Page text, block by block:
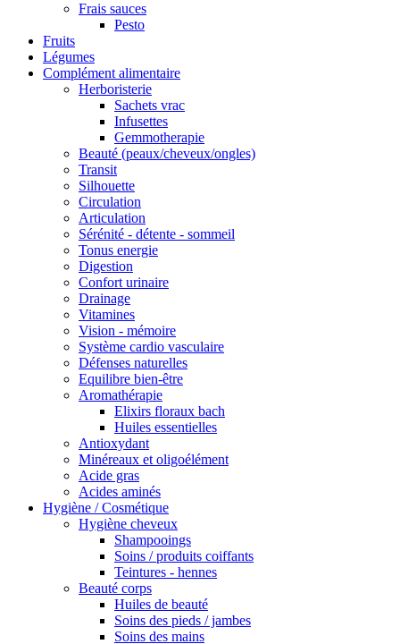
Frais sauces
Pesto
Fruits
Légumes
Complément alimentaire
Herboristerie
Sachets vrac
Infusettes
Gemmotherapie
Beauté (peaux/cheveux/ongles)
Transit
Silhouette
Circulation
Articulation
Sérénité - détente - sommeil
Tonus energie
Digestion
Confort urinaire
Drainage
Vitamines
Vision - mémoire
Système cardio vasculaire
Défenses naturelles
Equilibre bien-être
Aromathérapie
Elixirs floraux bach
Huiles essentielles
Antioxydant
Minéreaux et oligoélément
Acide gras
Acides aminés
Hygiène / Cosmétique
Hygiène cheveux
Shampooings
Soins / produits coiffants
Teintures - hennes
Beauté corps
Huiles de beauté
Soins des pieds / jambes
Soins des mains